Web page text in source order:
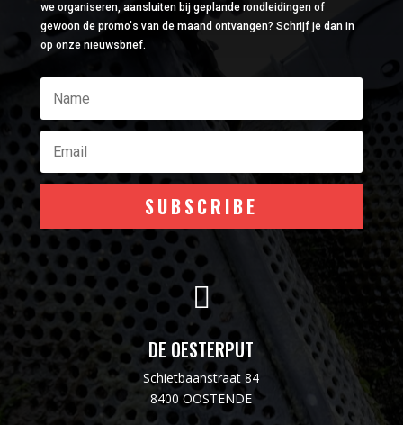
we organiseren, aansluiten bij geplande rondleidingen of
gewoon de promo's van de maand ontvangen? Schrijf je dan in
op onze nieuwsbrief.
SUBSCRIBE

DE OESTERPUT
Schietbaanstraat 84
8400 OOSTENDE